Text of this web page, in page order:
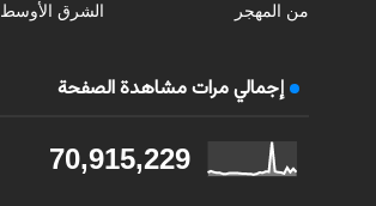
من المهجر الشرق الأوسط
إجمالي مرات مشاهدة الصفحة
70,915,229